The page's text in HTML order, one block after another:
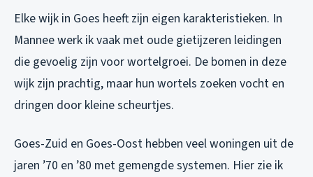
Elke wijk in Goes heeft zijn eigen karakteristieken. In
Mannee werk ik vaak met oude gietijzeren leidingen
die gevoelig zijn voor wortelgroei. De bomen in deze
wijk zijn prachtig, maar hun wortels zoeken vocht en
dringen door kleine scheurtjes.
Goes-Zuid en Goes-Oost hebben veel woningen uit de
jaren ’70 en ’80 met gemengde systemen. Hier zie ik